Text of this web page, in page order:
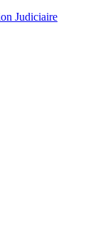
Judiciaire